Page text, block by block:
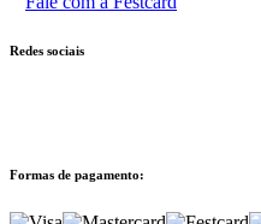
Redes sociais
Formas de pagamento: